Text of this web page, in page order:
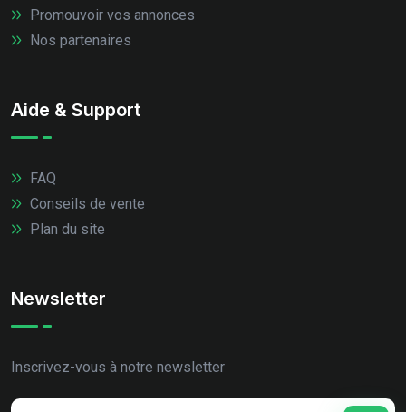
Promouvoir vos annonces
Nos partenaires
Aide & Support
FAQ
Conseils de vente
Plan du site
Newsletter
Inscrivez-vous à notre newsletter